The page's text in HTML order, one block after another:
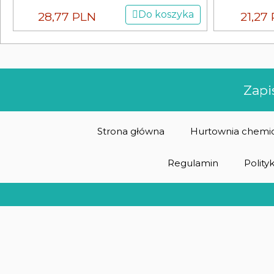
28,77 PLN Do koszyka 21,27
Strona główna Hurtownia
Regulamin